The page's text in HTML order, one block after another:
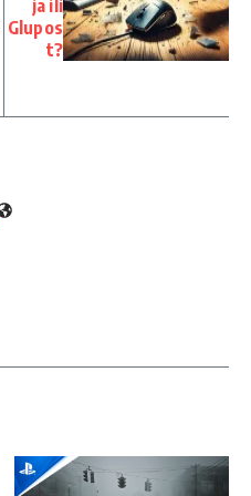
ja ili
Glupos
t?